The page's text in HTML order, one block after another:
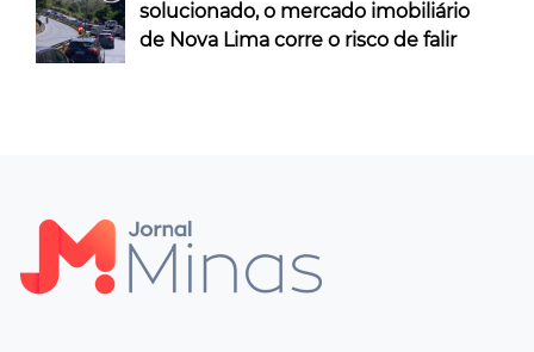
solucionado, o mercado imobiliário
de Nova Lima corre o risco de falir